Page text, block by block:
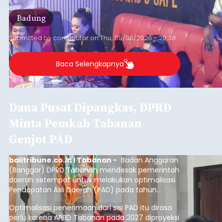
Badung
Submitted bycontributoronThu, 08/06/2026 - 20:38
Baca Selengkapnya
Dana Pusat Dipangkas, DPRD
Minta Pemkab Tabanan
Genjot PAD
balitribune.co.id I Tabanan - Badan Anggaran
(Banggar) DPRD Tabanan mendesak pemerintah
daerah setempat untuk melakukan optimalisasi
Pendapatan Asli Daerah (PAD) pada tahun
anggaran 2027.
Optimalisasi penerimaan dari sisi PAD itu dirasa
perlu karena APBD Tabanan pada 2027 diproyeksi